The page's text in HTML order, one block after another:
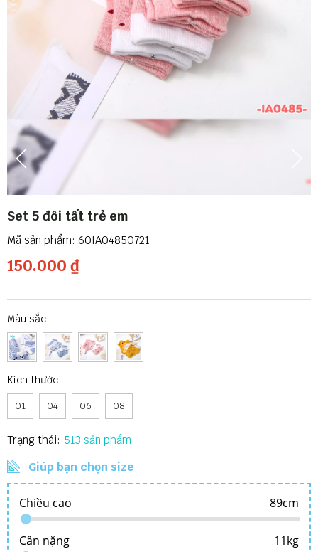
Set 5 đôi tất trẻ em
150.000 ₫
Màu sắc
Kích thước
01 04 06 08
Giúp bạn chọn size
60IA04850721
Trạng thái: 513